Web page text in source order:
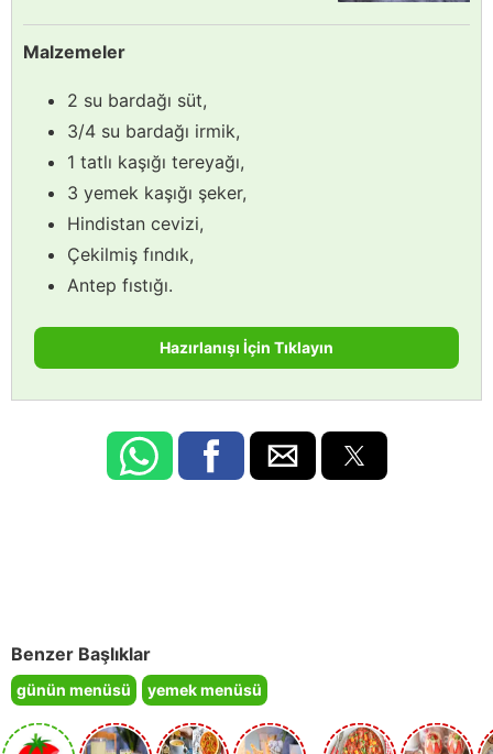
Malzemeler
2 su bardağı süt,
3/4 su bardağı irmik,
1 tatlı kaşığı tereyağı,
3 yemek kaşığı şeker,
Hindistan cevizi,
Çekilmiş fındık,
Antep fıstığı.
Hazırlanışı İçin Tıklayın
Benzer Başlıklar
günün menüsü yemek menüsü